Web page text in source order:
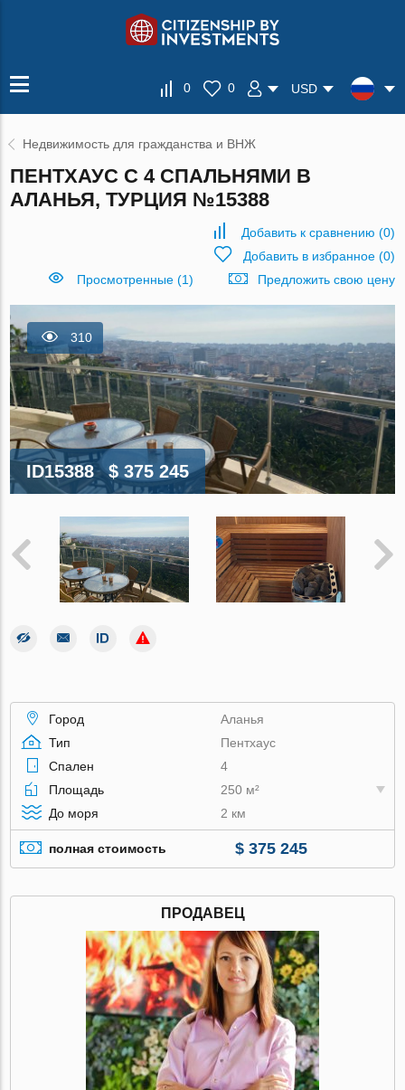
0 0 USD
Недвижимость для гражданства и ВНЖ
ПЕНТХАУС С 4 СПАЛЬНЯМИ В
АЛАНЬЯ, ТУРЦИЯ №15388
Добавить к сравнению (0)
Добавить в избранное(0)
Просмотренные (1)
Предложить свою цену
310
ID15388 $ 375 245
Город
Аланья
Тип
Пентхаус
Спален
4
Площадь
250 м²
До моря
2 км
полная стоимость $ 375 245
ПРОДАВЕЦ